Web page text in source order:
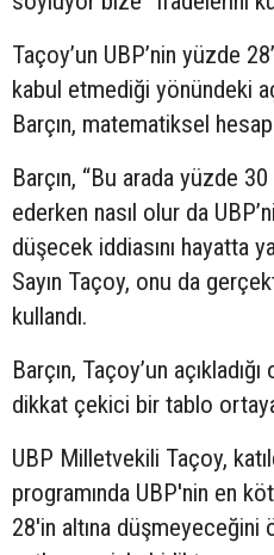
Taçoy’un UBP’nin yüzde
kabul etmediği yönündeki
Barçın, matematiksel
Barçın, “Bu arada yüzde
ederken nasıl olur da
düşecek iddiasını hayatta
Sayın Taçoy, onu da
kullandı.
Barçın, Taçoy’un
dikkat çekici bir tablo
UBP Milletvekili Taçoy,
programında UBP'nin en
28'in altına düşmeyeceğini